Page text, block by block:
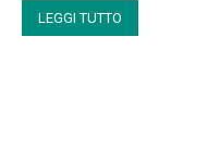
LEGGI TUTTO